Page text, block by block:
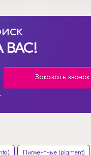
ВАС!
Заказать звонок
Пигментные (pigment)